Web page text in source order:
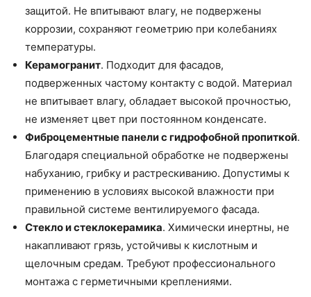
защитой. Не впитывают влагу, не подвержены
коррозии, сохраняют геометрию при колебаниях
температуры.
Керамогранит. Подходит для фасадов,
подверженных частому контакту с водой. Материал
не впитывает влагу, обладает высокой прочностью,
не изменяет цвет при постоянном конденсате.
Фиброцементные панели с гидрофобной пропиткой.
Благодаря специальной обработке не подвержены
набуханию, грибку и растрескиванию. Допустимы к
применению в условиях высокой влажности при
правильной системе вентилируемого фасада.
Стекло и стеклокерамика. Химически инертны, не
накапливают грязь, устойчивы к кислотным и
щелочным средам. Требуют профессионального
монтажа с герметичными креплениями.